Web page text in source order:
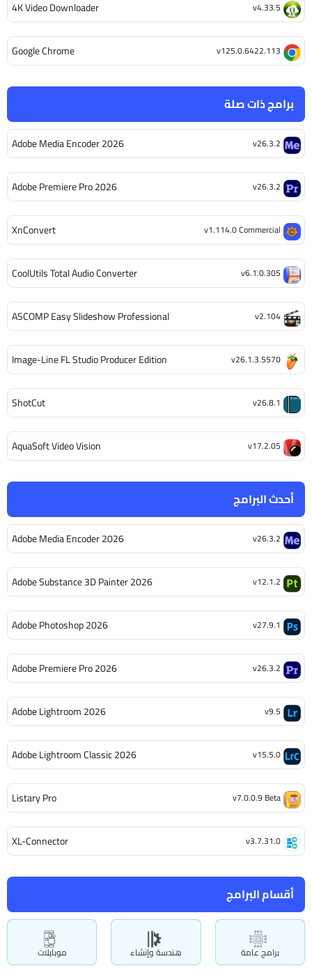
أقسام البرامج
برامج عامة هندسة وإنشاء موبايلات
أحدث البرامج
Adobe Media Encoder 2026 v26.3.2
Adobe Substance 3D Painter 2026 v12.1.2
Adobe Photoshop 2026 v27.9.1
Adobe Premiere Pro 2026 v26.3.2
Adobe Lightroom 2026 v9.5
Adobe Lightroom Classic 2026 v15.5.0
Listary Pro v7.0.0.9 Beta
XL-Connector v3.7.31.0
برامج ذات صلة
Adobe Media Encoder 2026 v26.3.2
Adobe Premiere Pro 2026 v26.3.2
XnConvert v1.114.0 Commercial
CoolUtils Total Audio Converter v6.1.0.305
ASCOMP Easy Slideshow Professional v2.104
Image-Line FL Studio Producer Edition v26.1.3.5570
ShotCut v26.8.1
AquaSoft Video Vision v17.2.05
4K Video Downloader v4.33.5
Google Chrome v125.0.6422.113